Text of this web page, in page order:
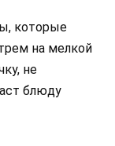
которые
на мелкой
не
блюду